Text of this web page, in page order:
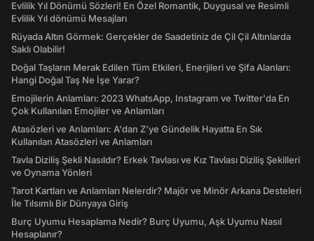
Evlilik Yıl Dönümü Sözleri! En Özel Romantik, Duygusal ve Resimli
Evlilik Yıl dönümü Mesajları
Rüyada Altın Görmek: Gerçekler de Saadetiniz de Çil Çil Altınlarda
Saklı Olabilir!
Doğal Taşların Merak Edilen Tüm Etkileri, Enerjileri ve Şifa Alanları:
Hangi Doğal Taş Ne İşe Yarar?
Emojilerin Anlamları: 2023 WhatsApp, Instagram ve Twitter'da En
Çok Kullanılan Emojiler ve Anlamları
Atasözleri ve Anlamları: A'dan Z'ye Gündelik Hayatta En Sık
Kullanılan Atasözleri ve Anlamları
Tavla Diziliş Şekli Nasıldır? Erkek Tavlası ve Kız Tavlası Diziliş Şekilleri
ve Oynama Yönleri
Tarot Kartları ve Anlamları Nelerdir? Majör ve Minör Arkana Desteleri
İle Tılsımlı Bir Dünyaya Giriş
Burç Uyumu Hesaplama Nedir? Burç Uyumu, Aşk Uyumu Nasıl
Hesaplanır?